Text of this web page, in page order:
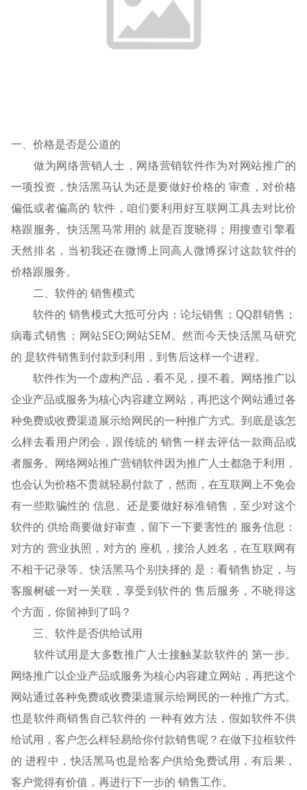
一、价格是否是公道的
做为网络营销人士，网络营销软件作为对网站推广的
一项投资，快活黑马认为还是要做好价格的 审查，对价格
偏低或者偏高的 软件，咱们要利用好互联网工具去对比价
格跟服务。快活黑马常用的 就是百度晓得；用搜查引擎看
天然排名，当初我还在微博上同高人微博探讨这款软件的
价格跟服务。
二、软件的 销售模式
软件的 销售模式大抵可分内：论坛销售；QQ群销售；
病毒式销售；网站SEO;网站SEM。然而今天快活黑马研究
的 是软件销售到付款到利用，到售后这样一个进程。
软件作为一个虚构产品，看不见，摸不着。网络推广以
企业产品或服务为核心内容建立网站，再把这个网站通过各
种免费或收费渠道展示给网民的一种推广方式。到底是该怎
么样去看用户闭会，跟传统的 销售一样去评估一款商品或
者服务。网络网站推广营销软件因为推广人士都急于利用，
也会认为价格不贵就轻易付款了，然而，在互联网上不免会
有一些欺骗性的 信息。还是要做好标准销售，至少对这个
软件的 供给商要做好审查，留下一下要害性的 服务信息：
对方的 营业执照，对方的 座机，接洽人姓名，在互联网有
不相干记录等。快活黑马个别抉择的 是：看销售协定，与
客服树破一对一关联，享受到软件的 售后服务，不晓得这
个方面，你留神到了吗？
三、软件是否供给试用
软件试用是大多数推广人士接触某款软件的 第一步。
网络推广以企业产品或服务为核心内容建立网站，再把这个
网站通过各种免费或收费渠道展示给网民的一种推广方式。
也是软件商销售自己软件的 一种有效方法，假如软件不供
给试用，客户怎么样轻易给你付款销售呢？在做下拉框软件
的 进程中，快活黑马也是给客户供给免费试用，有后果，
客户觉得有价值，再进行下一步的 销售工作。